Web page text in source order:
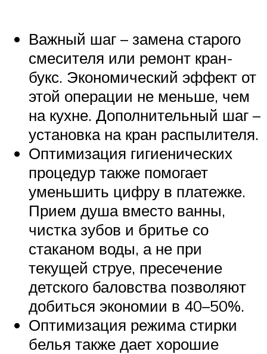
Важный шаг – замена старого
смесителя или ремонт кран-
букс. Экономический эффект от
этой операции не меньше, чем
на кухне. Дополнительный шаг –
установка на кран распылителя.
Оптимизация гигиенических
процедур также помогает
уменьшить цифру в платежке.
Прием душа вместо ванны,
чистка зубов и бритье со
стаканом воды, а не при
текущей струе, пресечение
детского баловства позволяют
добиться экономии в 40–50%.
Оптимизация режима стирки
белья также дает хорошие